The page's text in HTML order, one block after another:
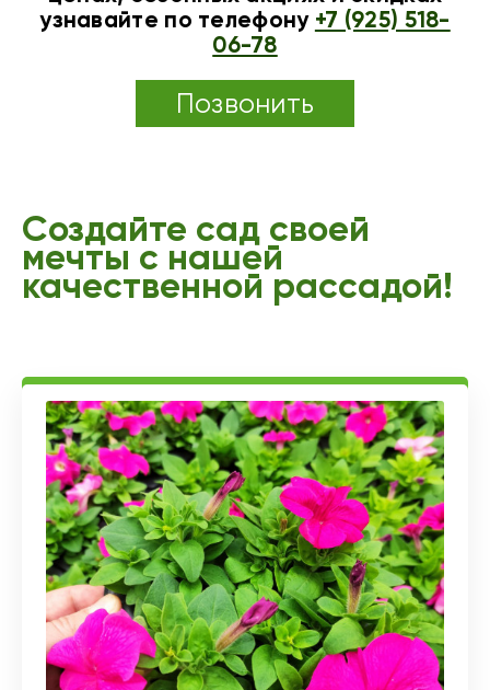
узнавайте по телефону +7 (925) 518-
06-78
Позвонить
Создайте сад своей
мечты с нашей
качественной рассадой!